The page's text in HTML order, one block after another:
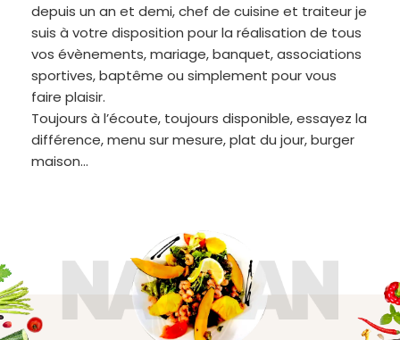
depuis un an et demi, chef de cuisine et traiteur je
suis à votre disposition pour la réalisation de tous
vos évènements, mariage, banquet, associations
sportives, baptême ou simplement pour vous
faire plaisir.
Toujours à l’écoute, toujours disponible, essayez la
différence, menu sur mesure, plat du jour, burger
maison…